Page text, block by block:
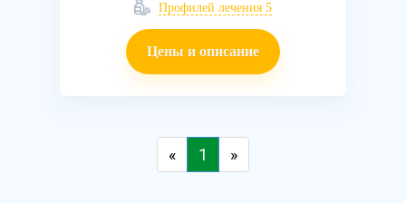
Профилей лечения 5
Цены и описание
« 1 »